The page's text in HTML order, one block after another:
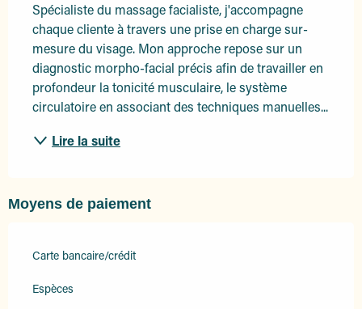
Spécialiste du massage facialiste, j'accompagne
chaque cliente à travers une prise en charge sur-
mesure du visage. Mon approche repose sur un
diagnostic morpho-facial précis afin de travailler en
profondeur la tonicité musculaire, le système
circulatoire en associant des techniques manuelles...
Lire la suite
Moyens de paiement
Carte bancaire/crédit
Espèces